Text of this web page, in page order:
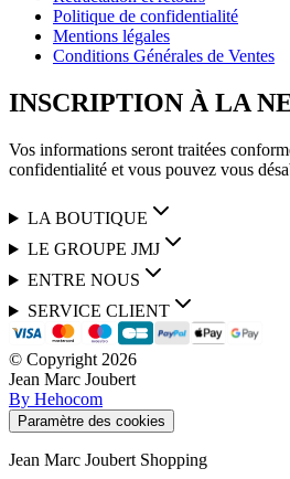
Politique de confidentialité
Mentions légales
Conditions Générales de Ventes
INSCRIPTION À LA
Vos informations seront traitées
confidentialité et vous pouvez vous
LA BOUTIQUE
LE GROUPE JMJ
ENTRE NOUS
SERVICE CLIENT
© Copyright 2026
Jean Marc Joubert
By Hehocom
Paramètre des cookies
Jean Marc Joubert Shopping